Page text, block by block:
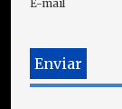
E-mail